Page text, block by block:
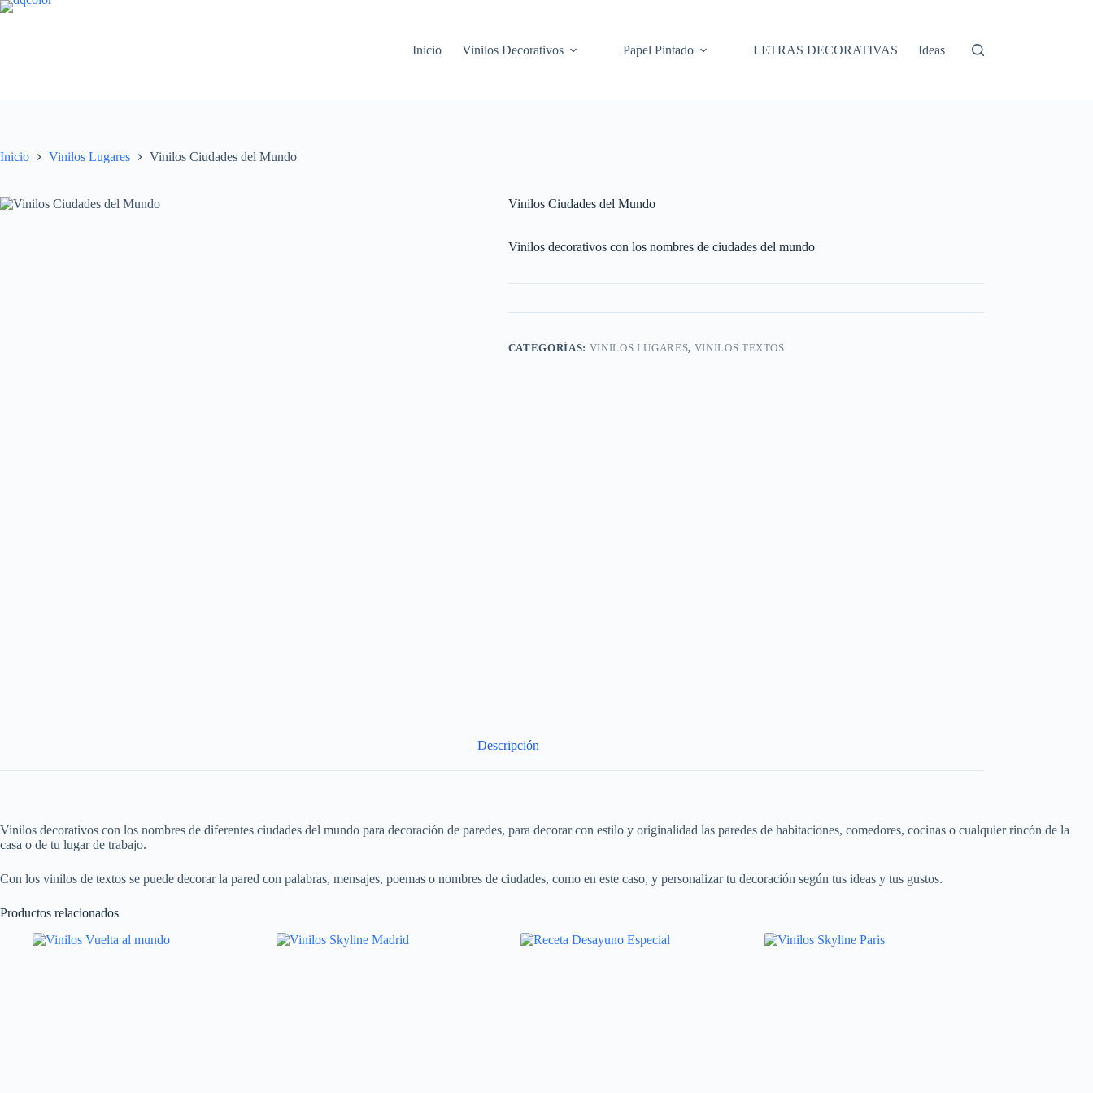
Saltar
Inicio
Vinilos Decorativos Papel Pintado LETRAS DECORATIVAS Ideas
Inicio Vinilos Lugares Vinilos Ciudades del Mundo
Vinilos Ciudades del Mundo
Vinilos decorativos con los nombres de ciudades del mundo
CATEGORÍAS: VINILOS LUGARES, VINILOS TEXTOS
Descripción
Vinilos decorativos con los nombres de diferentes ciudades del mundo para decoración de paredes, para decorar con estilo y originalidad las paredes de habitaciones, comedores, cocinas o cualquier rincón de la
casa o de tu lugar de trabajo.
Con los vinilos de textos se puede decorar la pared con palabras, mensajes, poemas o nombres de ciudades, como en este caso, y personalizar tu decoración según tus ideas y tus gustos.
Productos relacionados